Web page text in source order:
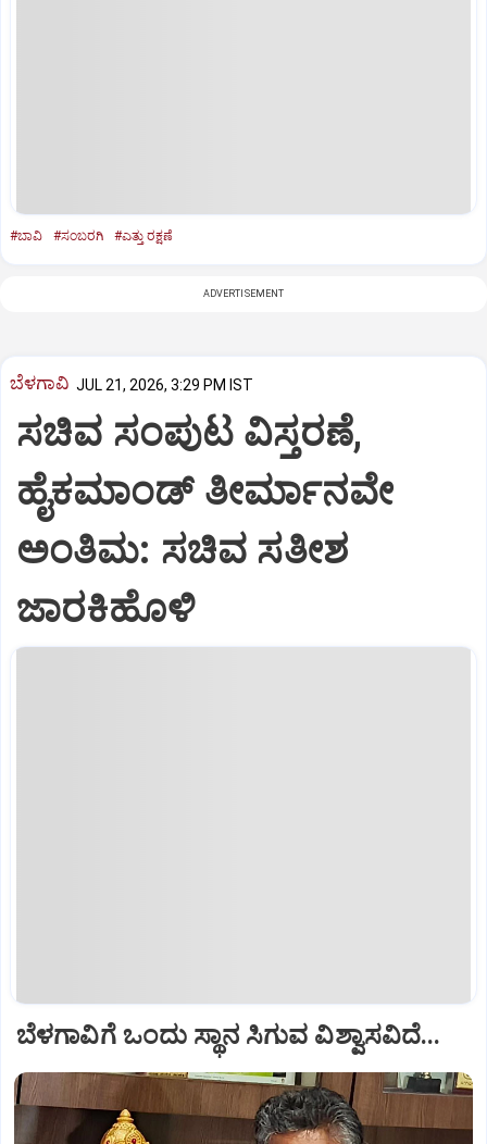
#ಬಾವಿ #ಸಂಬರಗಿ #ಎತ್ತು ರಕ್ಷಣೆ
ADVERTISEMENT
ಬೆಳಗಾವಿ JUL 21, 2026, 3:29 PM IST
ಸಚಿವ ಸಂಪುಟ ವಿಸ್ತರಣೆ,
ಹೈಕಮಾಂಡ್ ತೀರ್ಮಾನವೇ
ಅಂತಿಮ: ಸಚಿವ ಸತೀಶ
ಜಾರಕಿಹೊಳಿ
ಬೆಳಗಾವಿಗೆ ಒಂದು ಸ್ಥಾನ ಸಿಗುವ ವಿಶ್ವಾಸವಿದೆ...